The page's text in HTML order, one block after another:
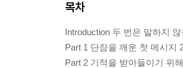
목차
Introduction 두 번은 말하지
Part 1 단잠을 깨운 첫 메시지
Part 2 기적을 받아들이기 위